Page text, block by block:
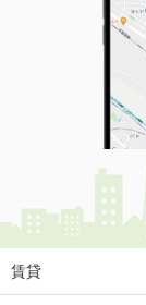
賃貸